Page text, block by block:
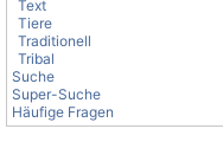
Text
Tiere
Traditionell
Tribal
Suche
Super-Suche
Häufige Fragen